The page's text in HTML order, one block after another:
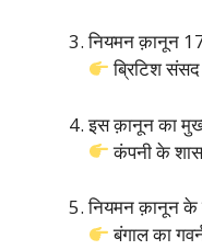
नियमन क़ानून
ब्रिटिश संसद
इस क़ानून का
कंपनी के
नियमन क़ानून के
बंगाल का